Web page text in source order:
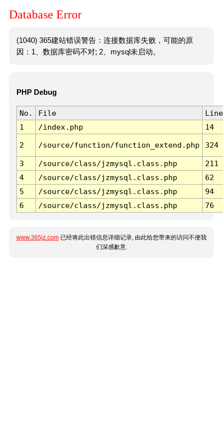
Database Error
(1040) 365建站错误警告：连接数据库失败，可能的原
因：1、数据库密码不对; 2、mysql未启动。
PHP Debug
No. File
Line
1
/index.php 14
2 /source/function/function_extend.php 324
3 /source/class/jzmysql.class.php
211
4
/source/class/jzmysql.class.php
62
5
/source/class/jzmysql.class.php
94
6
/source/class/jzmysql.class.php 76
www.365jz.com 已经将此出错信息详细记录, 由此给您带来的访问不便我
们深感歉意.